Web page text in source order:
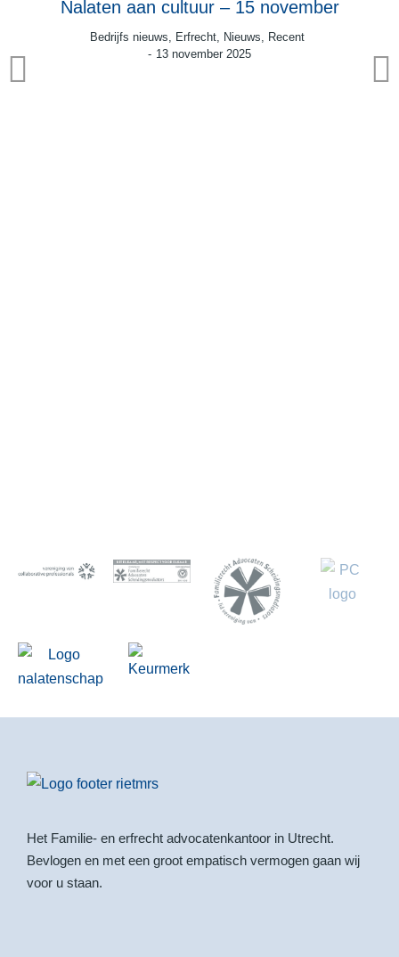
Nalaten aan cultuur – 15 november
Bedrijfs nieuws, Erfrecht, Nieuws, Recent
13 november 2025
Het Familie- en erfrecht advocatenkantoor in Utrecht.
Bevlogen en met een groot empatisch vermogen gaan wij
voor u staan.